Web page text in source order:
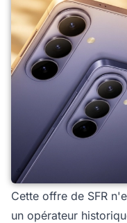
Cette offre de SFR
un opérateur